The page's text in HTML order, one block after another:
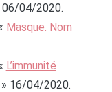
06/04/2020.
Masque. Nom
L’immunité
» 16/04/2020.